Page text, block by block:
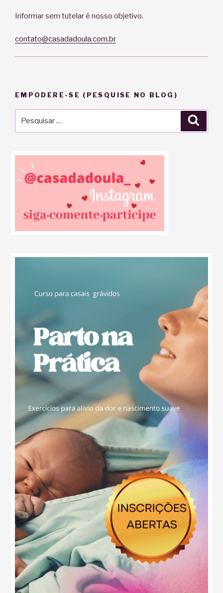
Informar sem tutelar é nosso objetivo.
contato@casadadoula.com.br
EMPODERE-SE (PESQUISE NO BLOG)